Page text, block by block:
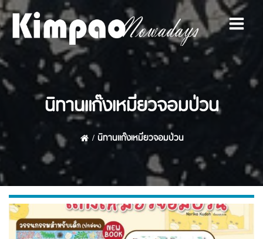
Skip
to
content
นิทานแก๊งเหมียวจอมป่วน
นิทานแก๊งเหมียวจอมป่วน